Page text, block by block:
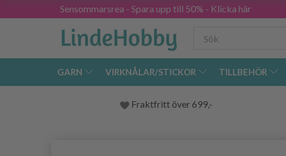
Sensommarsrea - Spara upp till 50% - Klicka här
GARN VIRKNÅLAR/STICKOR TILLBEHÖR
Fraktfritt över 699,-